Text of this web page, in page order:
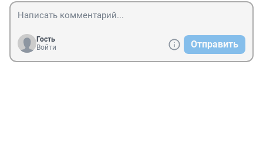
Гость
Войти
Отправить